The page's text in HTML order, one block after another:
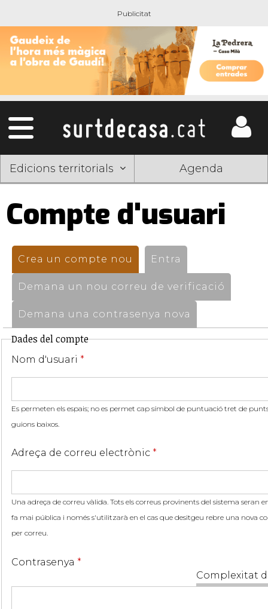
Edicions territorials Agenda
Compte d'usuari
Pestanyes
primàries
Crea un compte nou (pestanya activa)
Entra
Demana un nou correu de verificació
Demana una contrasenya nova
Dades del compte
Nom d'usuari *
Es permeten els espais; no es permet cap símbol de puntuació tret de
guions baixos.
Adreça de correu electrònic *
Una adreça de correu vàlida. Tots els correus provinents del sistema seran
fa mai pública i només s'utilitzarà en el cas que desitgeu rebre una nova
per correu.
Complexitat
Contrasenya *